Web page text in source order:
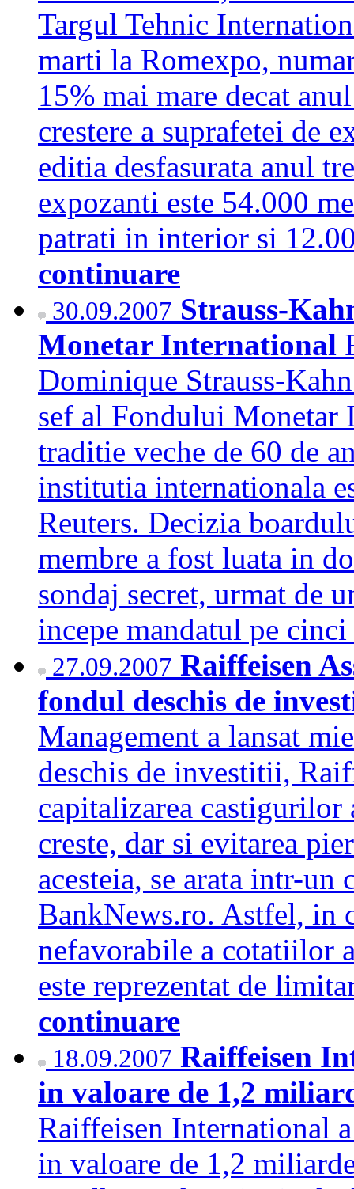
Targul Tehnic
marti la Romexpo,
15% mai mare decat
crestere a suprafetei de
editia desfasurata anul
expozanti este 54.000
patrati in interior si
continuare
30.09.2007 Strauss-
Monetar International
Dominique Strauss-
sef al Fondului
traditie veche de 60 de
institutia internationala
Reuters. Decizia
membre a fost luata in
sondaj secret, urmat de
incepe mandatul pe
27.09.2007 Raiffeisen
fondul deschis de
Management a lansat
deschis de investitii,
capitalizarea
creste, dar si evitarea
acesteia, se arata intr-un
BankNews.ro. Astfel,
nefavorabile a cotatiilor
este reprezentat de
continuare
18.09.2007 Raiffeisen
in valoare de 1,2
Raiffeisen International
in valoare de 1,2